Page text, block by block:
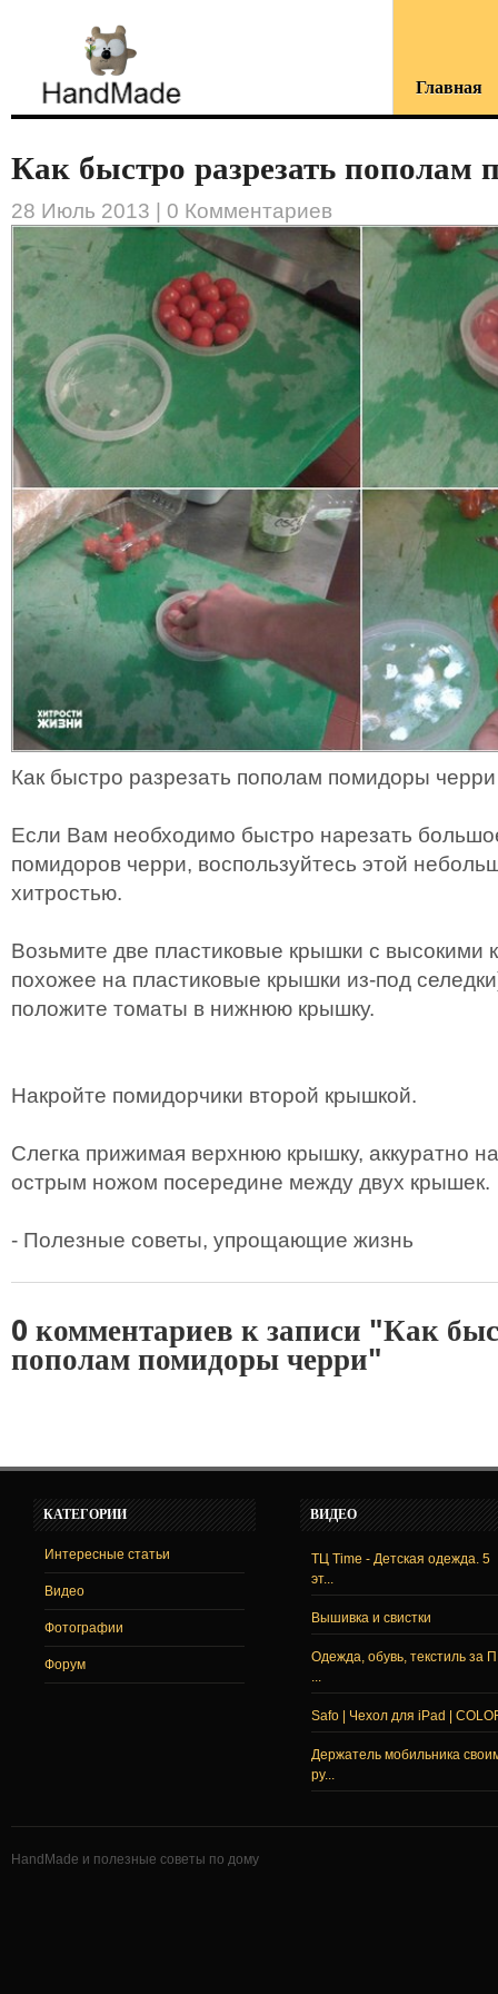
Главная
Как быстро разрезать пополам
28 Июль 2013 | 0 Комментариев
Как быстро разрезать пополам помидоры черри
Если Вам необходимо быстро нарезать
помидоров черри, воспользуйтесь этой
хитростью.
Возьмите две пластиковые крышки с высокими
похожее на пластиковые крышки из-под
положите томаты в нижнюю крышку.
Накройте помидорчики второй крышкой.
Слегка прижимая верхнюю крышку, аккуратно
острым ножом посередине между двух крышек.
- Полезные советы, упрощающие жизнь
0 комментариев к записи "Как
пополам помидоры черри"
КАТЕГОРИИ
Интересные статьи
Видео
Фотографии
Форум
ВИДЕО
ТЦ Time - Детская одежда. 5
эт...
Вышивка и свистки
Одежда, обувь, текстиль за
...
Safo | Чехол для iPad |
Держатель мобильника
ру...
HandMade и полезные советы по дому